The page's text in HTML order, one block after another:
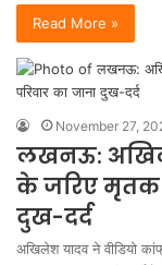
Read More »
November 27,
लखनऊ:
के जरिए मृतक
दुख-दर्द
अखिलेश यादव ने वीडियो